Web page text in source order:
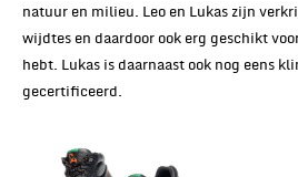
natuur en milieu. Leo en Lukas zijn
wijdtes en daardoor ook erg geschikt
hebt. Lukas is daarnaast ook nog eens
gecertificeerd.